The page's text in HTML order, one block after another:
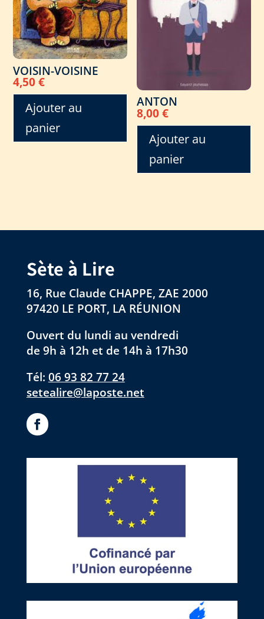
VOISIN-VOISINE
4,50€
Ajouter au
panier
ANTON
8,00€
Ajouter au
panier
Sète à Lire
16, Rue Claude CHAPPE, ZAE 2000
97420 LE PORT, LA RÉUNION
Ouvert du lundi au vendredi
de 9h à 12h et de 14h à 17h30
Tél: 06 93 82 77 24
setealire@laposte.net